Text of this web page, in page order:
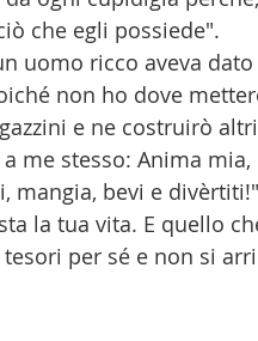
che egli possiede".
uomo ricco aveva
non ho dove
e ne costruirò
me stesso: Anima mia,
bevi e
la tua vita. E quello
per sé e non si